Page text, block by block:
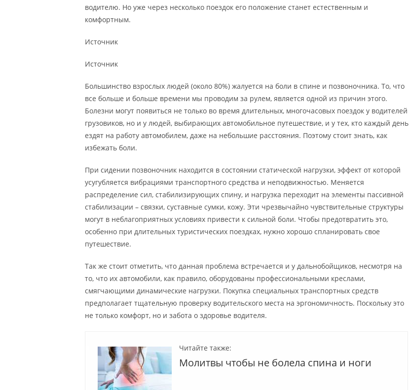
водителю. Но уже через несколько поездок его положение станет естественным и
комфортным.
Источник
Источник
Большинство взрослых людей (около 80%) жалуется на боли в спине и позвоночника. То, что
все больше и больше времени мы проводим за рулем, является одной из причин этого.
Болезни могут появиться не только во время длительных, многочасовых поездок у водителей
грузовиков, но и у людей, выбирающих автомобильное путешествие, и у тех, кто каждый день
ездят на работу автомобилем, даже на небольшие расстояния. Поэтому стоит знать, как
избежать боли.
При сидении позвоночник находится в состоянии статической нагрузки, эффект от которой
усугубляется вибрациями транспортного средства и неподвижностью. Меняется
распределение сил, стабилизирующих спину, и нагрузка переходит на элементы пассивной
стабилизации – связки, суставные сумки, кожу. Эти чрезвычайно чувствительные структуры
могут в неблагоприятных условиях привести к сильной боли. Чтобы предотвратить это,
особенно при длительных туристических поездках, нужно хорошо спланировать свое
путешествие.
Так же стоит отметить, что данная проблема встречается и у дальнобойщиков, несмотря на
то, что их автомобили, как правило, оборудованы профессиональными креслами,
смягчающими динамические нагрузки. Покупка специальных транспортных средств
предполагает тщательную проверку водительского места на эргономичность. Поскольку это
не только комфорт, но и забота о здоровье водителя.
Читайте также:
Молитвы чтобы не болела спина и ноги